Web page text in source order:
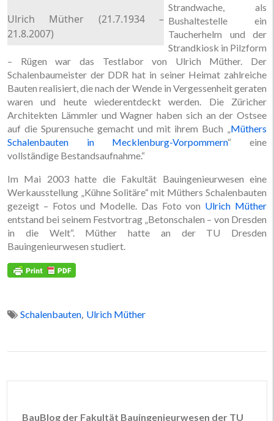
Ulrich Müther (21.7.1934 –
21.8.2007)
Strandwache, als
Bushaltestelle ein
Taucherhelm und der
Strandkiosk in Pilzform
– Rügen war das Testlabor von Ulrich Müther. Der
Schalenbaumeister der DDR hat in seiner Heimat zahlreiche
Bauten realisiert, die nach der Wende in Vergessenheit geraten
waren und heute wiederentdeckt werden. Die Züricher
Architekten Lämmler und Wagner haben sich an der Ostsee
auf die Spurensuche gemacht und mit ihrem Buch „Müthers
Schalenbauten in Mecklenburg-Vorpommern“ eine
vollständige Bestandsaufnahme.“
Im Mai 2003 hatte die Fakultät Bauingenieurwesen eine
Werkausstellung „Kühne Solitäre“ mit Müthers Schalenbauten
gezeigt – Fotos und Modelle. Das Foto von Ulrich Müther
entstand bei seinem Festvortrag „Betonschalen – von Dresden
in die Welt“. Müther hatte an der TU Dresden
Bauingenieurwesen studiert.
Schalenbauten, Ulrich Müther
BauBlog der Fakultät Bauingenieurwesen der TU